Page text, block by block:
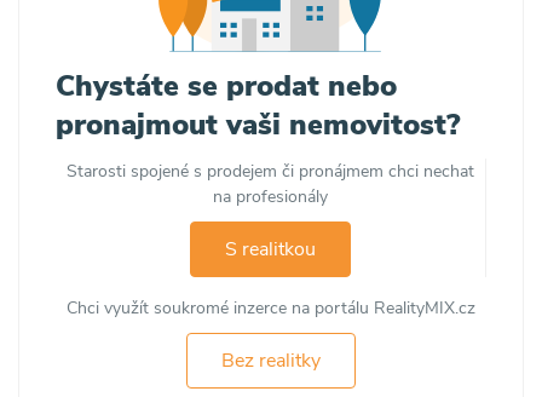
Chystáte se prodat nebo
pronajmout vaši nemovitost?
Starosti spojené s prodejem či pronájmem chci nechat
na profesionály
S realitkou
Chci využít soukromé inzerce na portálu RealityMIX.cz
Bez realitky